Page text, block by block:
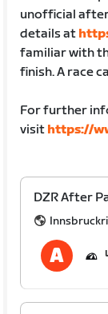
unofficial
details at
familiar with
finish. A race
For further
visit https://
DZR After